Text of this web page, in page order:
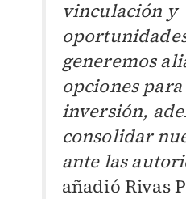
vinculación y
generemos
opciones
inversión,
consolidar
ante las
añadió Rivas